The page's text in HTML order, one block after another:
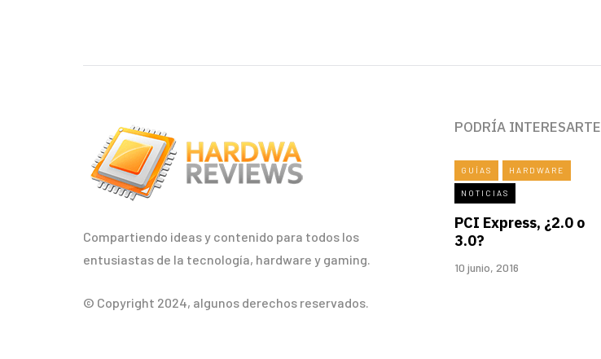
Compartiendo ideas y contenido para todos los
entusiastas de la tecnología, hardware y gaming.
© Copyright 2024, algunos derechos reservados.
PODRÍA INTERESARTE
GUÍAS HARDWARE
NOTICIAS
PCI Express, ¿2.0 o
3.0?
10 junio, 2016